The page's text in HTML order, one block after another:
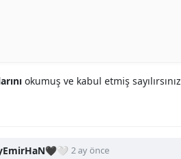
okumuş ve kabul etmiş sayılırsınız
2 ay önce